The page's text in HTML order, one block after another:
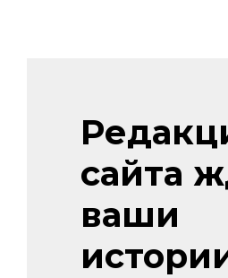
сайта
ваши